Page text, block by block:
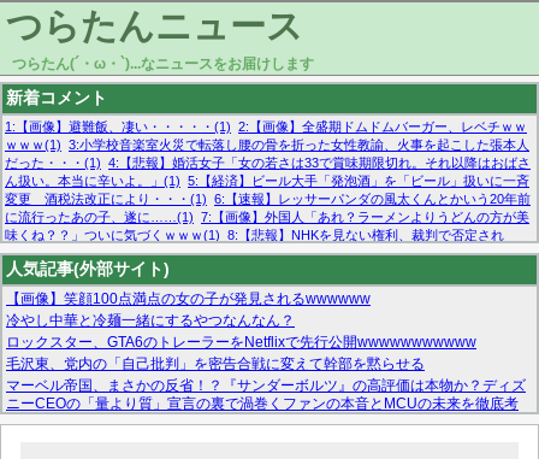
つらたんニュース
つらたん(´・ω・`)...なニュースをお届けします
新着コメント
1:【画像】避難飯、凄い・・・・・(1) 2:【画像】全盛期ドムドムバーガー、レベチｗｗ
ｗｗｗ(1) 3:小学校音楽室火災で転落し腰の骨を折った女性教諭、火事を起こした張本人
だった・・・(1) 4:【悲報】婚活女子「女の若さは33で賞味期限切れ。それ以降はおばさ
ん扱い。本当に辛いよ。」(1) 5:【経済】ビール大手「発泡酒」を「ビール」扱いに一斉
変更 酒税法改正により・・・(1) 6:【速報】レッサーパンダの風太くんとかいう20年前
に流行ったあの子、遂に……(1) 7:【画像】外国人「あれ？ラーメンよりうどんの方が美
味くね？？」ついに気づくｗｗｗ(1) 8:【悲報】NHKを見ない権利、裁判で否定され
る・・・(1) 9:欧州委員長「原発縮小は間違いでした」(1) 10:【悲報】日本企業の人手不
足、限界突破 52%「正社員も足りてません…」(1)
人気記事(外部サイト)
【画像】笑顔100点満点の女の子が発見されるwwwwww
冷やし中華と冷麺一緒にするやつなんなん？
ロックスター、GTA6のトレーラーをNetflixで先行公開wwwwwwwwwww
毛沢東、党内の「自己批判」を密告合戦に変えて幹部を黙らせる
マーベル帝国、まさかの反省！？『サンダーボルツ』の高評価は本物か？ディズ
ニーCEOの「量より質」宣言の裏で渦巻くファンの本音とMCUの未来を徹底考
察！